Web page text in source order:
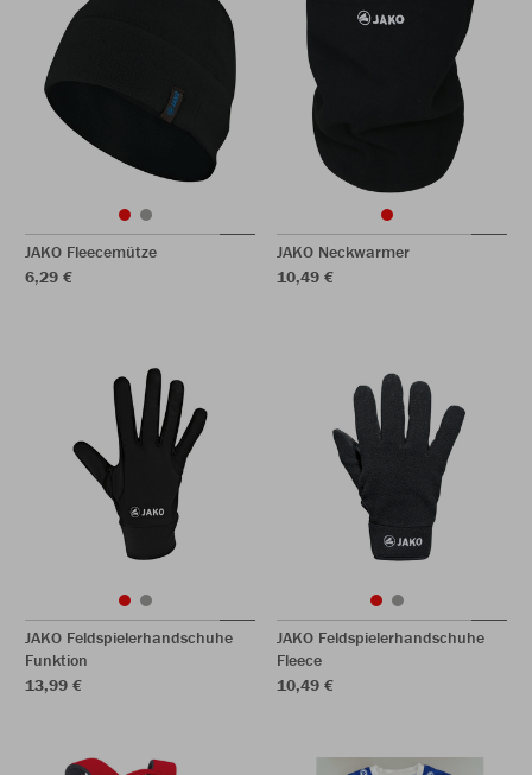
JAKO Fleecemütze
6,29 €
JAKO Neckwarmer
10,49 €
JAKO Feldspielerhandschuhe
Funktion
13,99 €
JAKO Feldspielerhandschuhe
Fleece
10,49 €